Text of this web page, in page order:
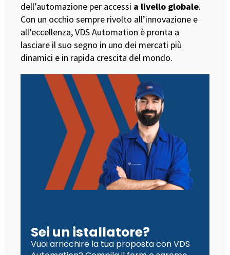
dell’automazione per accessi a livello globale.
Con un occhio sempre rivolto all’innovazione e
all’eccellenza, VDS Automation è pronta a
lasciare il suo segno in uno dei mercati più
dinamici e in rapida crescita del mondo.
Sei un istallatore?
Vuoi arricchire la tua proposta con VDS